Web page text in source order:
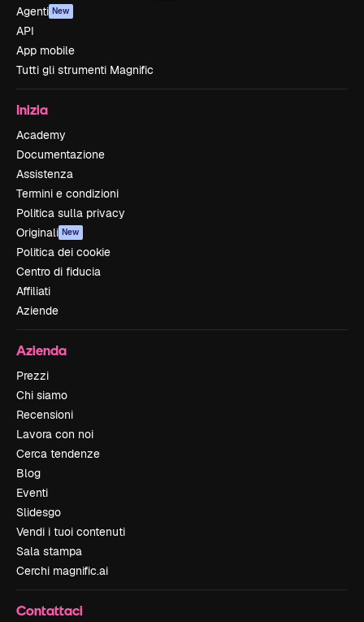
Agenti New
API
App mobile
Tutti gli strumenti Magnific
Inizia
Academy
Documentazione
Assistenza
Termini e condizioni
Politica sulla privacy
Originali New
Politica dei cookie
Centro di fiducia
Affiliati
Aziende
Azienda
Prezzi
Chi siamo
Recensioni
Lavora con noi
Cerca tendenze
Blog
Eventi
Slidesgo
Vendi i tuoi contenuti
Sala stampa
Cerchi magnific.ai
Contattaci